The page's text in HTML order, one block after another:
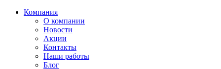
Компания
О компании
Новости
Акции
Контакты
Наши работы
Блог